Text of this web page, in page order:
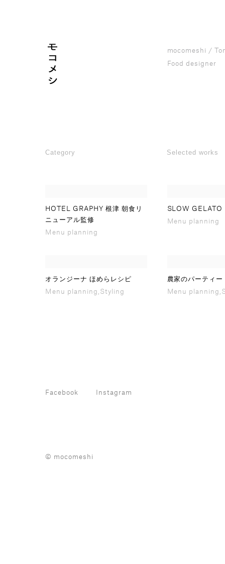
mocomeshi /
Food designer
Category Selected works
HOTEL GRAPHY 根津 朝食リ
ニューアル監修
Menu planning
SLOW
Menu planning
オランジーナ ほめらレシピ
Menu planning,Styling
農家のパーティー
Menu
Facebook Instagram
© mocomeshi